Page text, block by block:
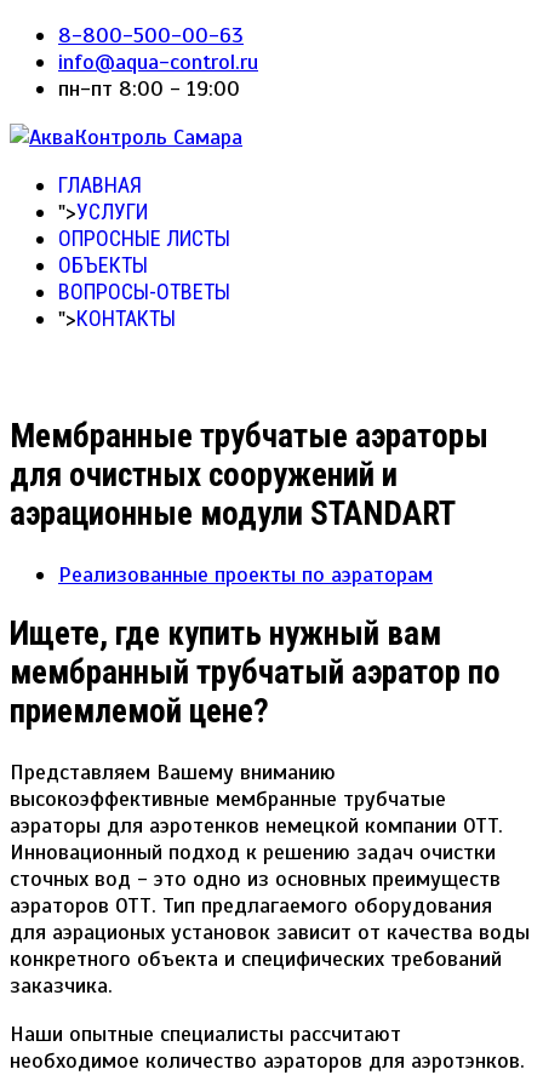
8-800-500-00-63
info@aqua-control.ru
пн-пт 8:00 - 19:00
ГЛАВНАЯ
">УСЛУГИ
ОПРОСНЫЕ ЛИСТЫ
ОБЪЕКТЫ
ВОПРОСЫ-ОТВЕТЫ
">КОНТАКТЫ
Мембранные трубчатые аэраторы
для очистных сооружений и
аэрационные модули STANDART
Реализованные проекты по аэраторам
Ищете, где купить нужный вам
мембранный трубчатый аэратор по
приемлемой цене?
Представляем Вашему вниманию
высокоэффективные мембранные трубчатые
аэраторы для аэротенков немецкой компании OTT.
Инновационный подход к решению задач очистки
сточных вод - это одно из основных преимуществ
аэраторов ОТТ. Тип предлагаемого оборудования
для аэрационых установок зависит от качества воды
конкретного объекта и специфических требований
заказчика.
Наши опытные специалисты рассчитают
необходимое количество аэраторов для аэротэнков.